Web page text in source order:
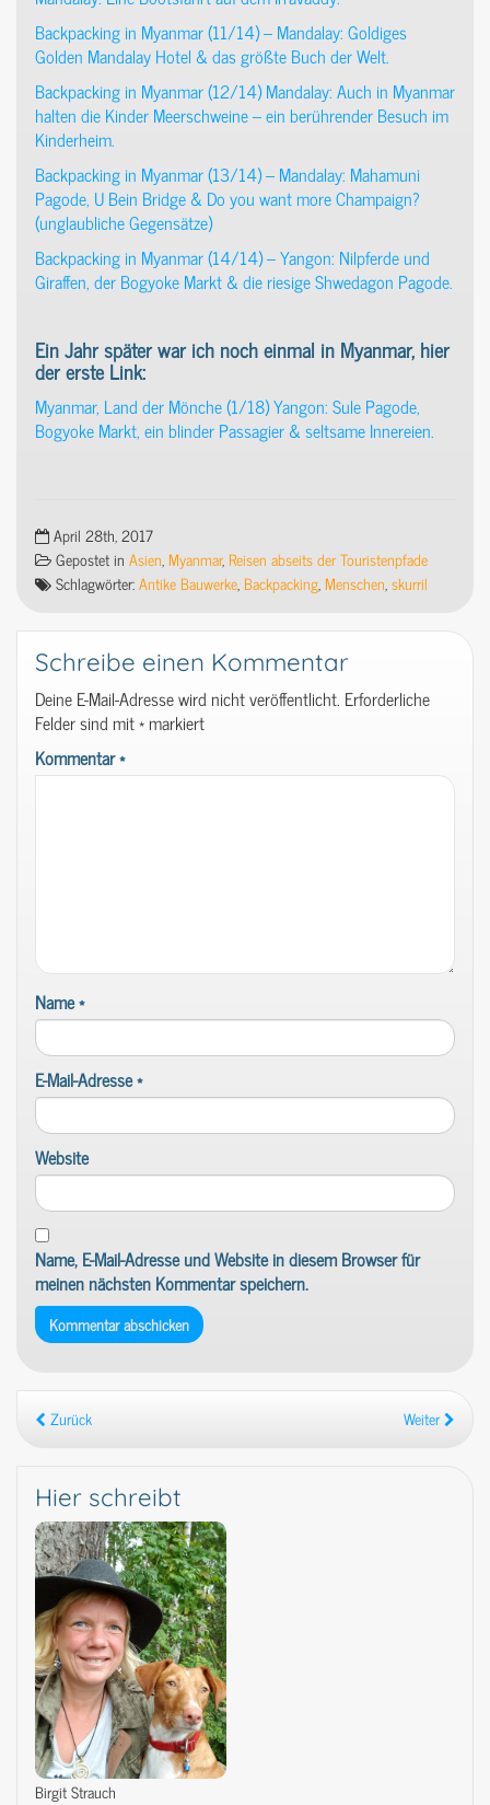
Backpacking in Myanmar (11/14) – Mandalay: Goldiges
Golden Mandalay Hotel & das größte Buch der Welt.
Backpacking in Myanmar (12/14) Mandalay: Auch in Myanmar
halten die Kinder Meerschweine – ein berührender Besuch im
Kinderheim.
Backpacking in Myanmar (13/14) – Mandalay: Mahamuni
Pagode, U Bein Bridge & Do you want more Champaign?
(unglaubliche Gegensätze)
Backpacking in Myanmar (14/14) – Yangon: Nilpferde und
Giraffen, der Bogyoke Markt & die riesige Shwedagon Pagode.
Ein Jahr später war ich noch einmal in Myanmar, hier
der erste Link:
Myanmar, Land der Mönche (1/18) Yangon: Sule Pagode,
Bogyoke Markt, ein blinder Passagier & seltsame Innereien.
April 28th, 2017
Gepostet in Asien,Myanmar, Reisen abseits der Touristenpfade
Schlagwörter:Antike Bauwerke, Backpacking,Menschen,skurril
Schreibe einen Kommentar
Deine E-Mail-Adresse wird nicht veröffentlicht. Erforderliche
Felder sind mit*markiert
Kommentar*
Name*
E-Mail-Adresse*
Website
Name, E-Mail-Adresse und Website in diesem Browser für
meinen nächsten Kommentar speichern.
Zurück Weiter
Hier schreibt
Birgit Strauch